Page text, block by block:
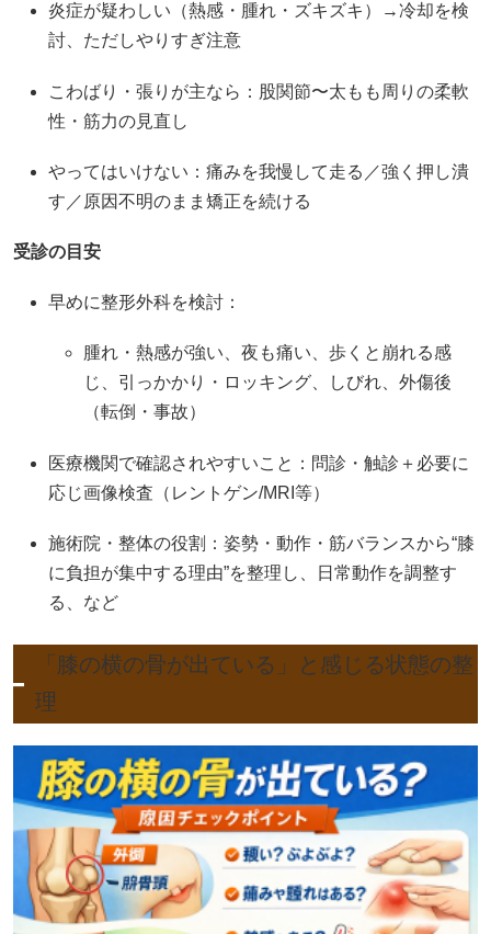
炎症が疑わしい（熱感・腫れ・ズキズキ）→冷却を検
討、ただしやりすぎ注意
こわばり・張りが主なら：股関節〜太もも周りの柔軟
性・筋力の見直し
やってはいけない：痛みを我慢して走る／強く押し潰
す／原因不明のまま矯正を続ける
受診の目安
早めに整形外科を検討：
腫れ・熱感が強い、夜も痛い、歩くと崩れる感
じ、引っかかり・ロッキング、しびれ、外傷後
（転倒・事故）
医療機関で確認されやすいこと：問診・触診＋必要に
応じ画像検査（レントゲン/MRI等）
施術院・整体の役割：姿勢・動作・筋バランスから“膝
に負担が集中する理由”を整理し、日常動作を調整す
る、など
「膝の横の骨が出ている」と感じる状態の整
理